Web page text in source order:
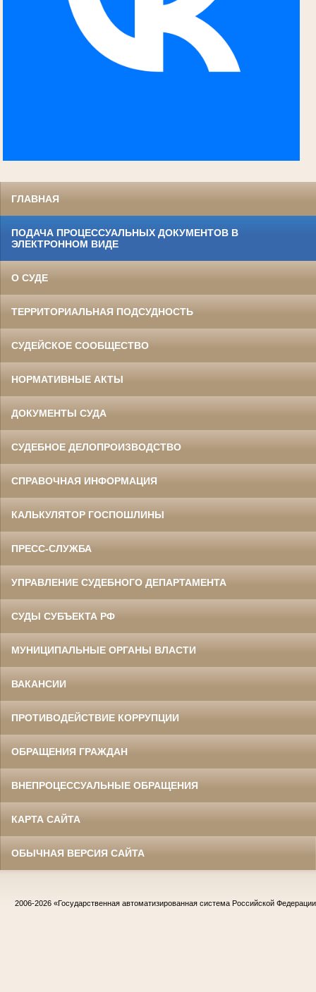
ГЛАВНАЯ
ПОДАЧА ПРОЦЕССУАЛЬНЫХ ДОКУМЕНТОВ В
ЭЛЕКТРОННОМ ВИДЕ
О СУДЕ
ТЕРРИТОРИАЛЬНАЯ ПОДСУДНОСТЬ
СУДЕЙСКОЕ СООБЩЕСТВО
НОРМАТИВНЫЕ АКТЫ
ДОКУМЕНТЫ СУДА
СУДЕБНОЕ ДЕЛОПРОИЗВОДСТВО
СПРАВОЧНАЯ ИНФОРМАЦИЯ
КАЛЬКУЛЯТОР ГОСПОШЛИНЫ
ПРЕСС-СЛУЖБА
УПРАВЛЕНИЕ СУДЕБНОГО ДЕПАРТАМЕНТА
СУДЫ СУБЪЕКТА РФ
МУНИЦИПАЛЬНЫЕ ОРГАНЫ ВЛАСТИ
ВАКАНСИИ
ПРОТИВОДЕЙСТВИЕ КОРРУПЦИИ
ОБРАЩЕНИЯ ГРАЖДАН
ВНЕПРОЦЕССУАЛЬНЫЕ ОБРАЩЕНИЯ
КАРТА САЙТА
ОБЫЧНАЯ ВЕРСИЯ САЙТА
2006-2026 «Государственная автоматизированная система Российской